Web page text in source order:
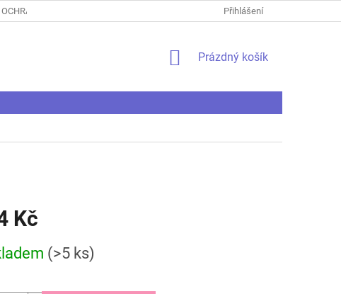
OSOBNÍCH ÚDAJŮ REKLAMAČNÍ ŘÁD REKLAMAČNÍ
Přihlášení
NÁKUPNÍ
Prázdný košík
Kč
(>5 ks)